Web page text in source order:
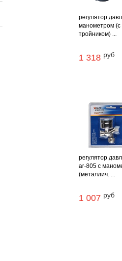
регулятор
манометром (с
тройником) ...
1 318 руб
регулятор
ar-805 с
(металлич. ...
1 007 руб